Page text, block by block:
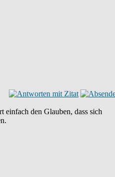
einfach den Glauben, dass sich